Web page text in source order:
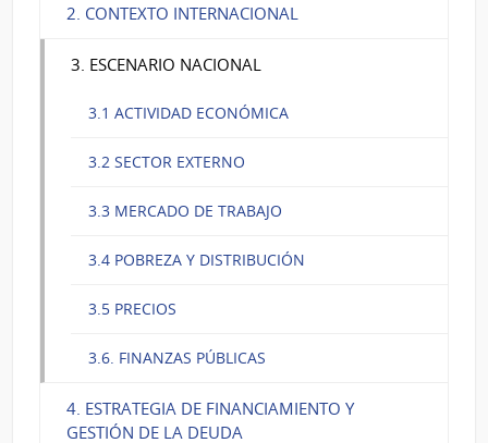
2. CONTEXTO INTERNACIONAL
3. ESCENARIO NACIONAL
3.1 ACTIVIDAD ECONÓMICA
3.2 SECTOR EXTERNO
3.3 MERCADO DE TRABAJO
3.4 POBREZA Y DISTRIBUCIÓN
3.5 PRECIOS
3.6. FINANZAS PÚBLICAS
4. ESTRATEGIA DE FINANCIAMIENTO Y
GESTIÓN DE LA DEUDA